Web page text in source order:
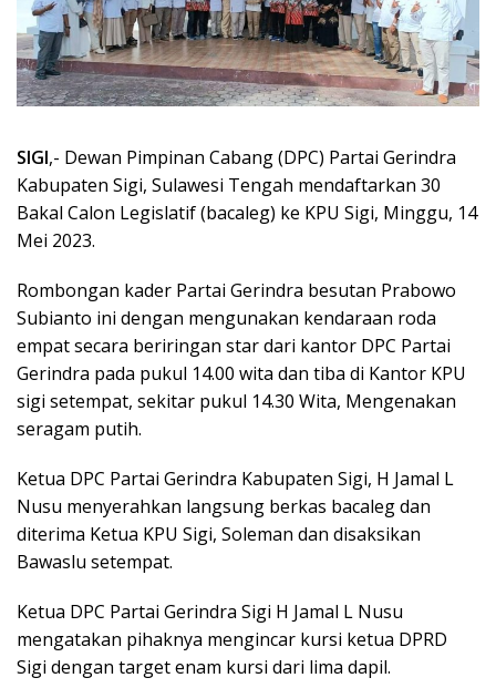
SIGI,- Dewan Pimpinan Cabang (DPC) Partai Gerindra
Kabupaten Sigi, Sulawesi Tengah mendaftarkan 30
Bakal Calon Legislatif (bacaleg) ke KPU Sigi, Minggu, 14
Mei 2023.
Rombongan kader Partai Gerindra besutan Prabowo
Subianto ini dengan mengunakan kendaraan roda
empat secara beriringan star dari kantor DPC Partai
Gerindra pada pukul 14.00 wita dan tiba di Kantor KPU
sigi setempat, sekitar pukul 14.30 Wita, Mengenakan
seragam putih.
Ketua DPC Partai Gerindra Kabupaten Sigi, H Jamal L
Nusu menyerahkan langsung berkas bacaleg dan
diterima Ketua KPU Sigi, Soleman dan disaksikan
Bawaslu setempat.
Ketua DPC Partai Gerindra Sigi H Jamal L Nusu
mengatakan pihaknya mengincar kursi ketua DPRD
Sigi dengan target enam kursi dari lima dapil.